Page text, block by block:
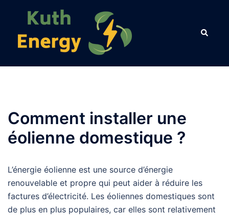
contenu
Comment installer une
éolienne domestique ?
L’énergie éolienne est une source d’énergie
renouvelable et propre qui peut aider à réduire les
factures d’électricité. Les éoliennes domestiques sont
de plus en plus populaires, car elles sont relativement